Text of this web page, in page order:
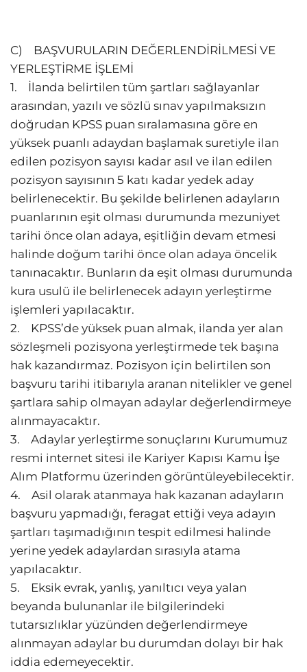
C) BAŞVURULARIN DEĞERLENDİRİLMESİ VE
YERLEŞTİRME İŞLEMİ
1. İlanda belirtilen tüm şartları sağlayanlar
arasından, yazılı ve sözlü sınav yapılmaksızın
doğrudan KPSS puan sıralamasına göre en
yüksek puanlı adaydan başlamak suretiyle ilan
edilen pozisyon sayısı kadar asıl ve ilan edilen
pozisyon sayısının 5 katı kadar yedek aday
belirlenecektir. Bu şekilde belirlenen adayların
puanlarının eşit olması durumunda mezuniyet
tarihi önce olan adaya, eşitliğin devam etmesi
halinde doğum tarihi önce olan adaya öncelik
tanınacaktır. Bunların da eşit olması durumunda
kura usulü ile belirlenecek adayın yerleştirme
işlemleri yapılacaktır.
2. KPSS’de yüksek puan almak, ilanda yer alan
sözleşmeli pozisyona yerleştirmede tek başına
hak kazandırmaz. Pozisyon için belirtilen son
başvuru tarihi itibarıyla aranan nitelikler ve genel
şartlara sahip olmayan adaylar değerlendirmeye
alınmayacaktır.
3. Adaylar yerleştirme sonuçlarını Kurumumuz
resmi internet sitesi ile Kariyer Kapısı Kamu İşe
Alım Platformu üzerinden görüntüleyebilecektir.
4. Asil olarak atanmaya hak kazanan adayların
başvuru yapmadığı, feragat ettiği veya adayın
şartları taşımadığının tespit edilmesi halinde
yerine yedek adaylardan sırasıyla atama
yapılacaktır.
5. Eksik evrak, yanlış, yanıltıcı veya yalan
beyanda bulunanlar ile bilgilerindeki
tutarsızlıklar yüzünden değerlendirmeye
alınmayan adaylar bu durumdan dolayı bir hak
iddia edemeyecektir.